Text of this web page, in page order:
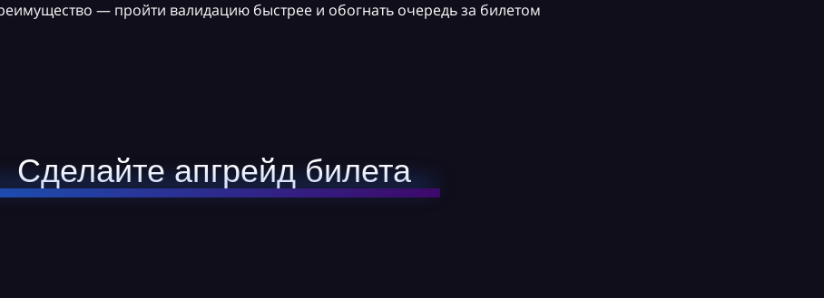
— пройти валидацию быстрее и обогнать очередь за билетом
Сделайте апгрейд билета